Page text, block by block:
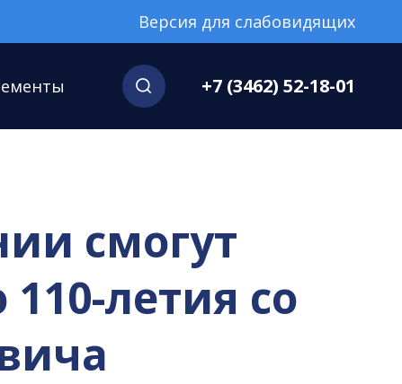
Версия для слабовидящих
+7 (3462) 52-18-01
смогут
летия со